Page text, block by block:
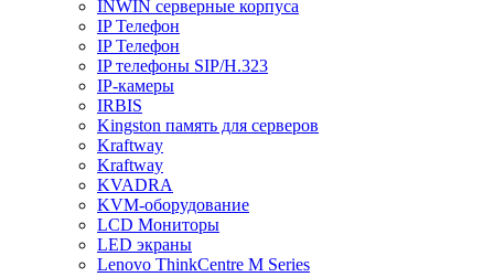
INWIN серверные корпуса
IP Телефон
IP Телефон
IP телефоны SIP/H.323
IP-камеры
IRBIS
Kingston память для серверов
Kraftway
Kraftway
KVADRA
KVM-оборудование
LCD Мониторы
LED экраны
Lenovo ThinkCentre M Series